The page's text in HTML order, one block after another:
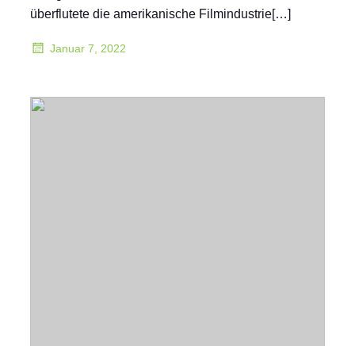
überflutete die amerikanische Filmindustrie[…]
Januar 7, 2022